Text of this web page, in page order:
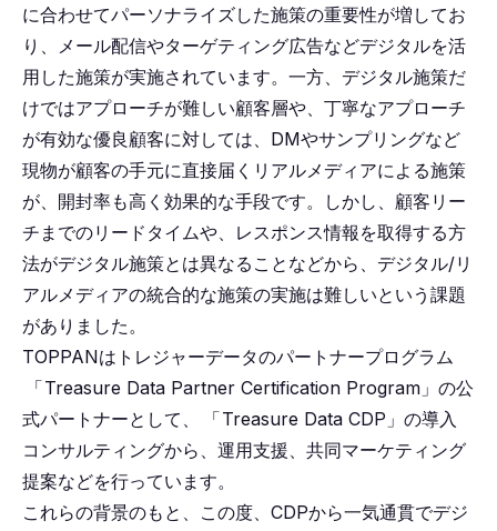
に合わせてパーソナライズした施策の重要性が増してお
り、メール配信やターゲティング広告などデジタルを活
用した施策が実施されています。一方、デジタル施策だ
けではアプローチが難しい顧客層や、丁寧なアプローチ
が有効な優良顧客に対しては、DMやサンプリングなど
現物が顧客の手元に直接届くリアルメディアによる施策
が、開封率も高く効果的な手段です。しかし、顧客リー
チまでのリードタイムや、レスポンス情報を取得する方
法がデジタル施策とは異なることなどから、デジタル/リ
アルメディアの統合的な施策の実施は難しいという課題
がありました。
TOPPANはトレジャーデータのパートナープログラム
「Treasure Data Partner Certification Program」の公
式パートナーとして、
「Treasure Data CDP」の導入
コンサルティングから、運用支援、共同マーケティング
提案などを行っています。
これらの背景のもと、この度、CDPから一気通貫でデジ